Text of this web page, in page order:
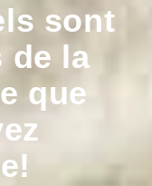
sont
de la
que